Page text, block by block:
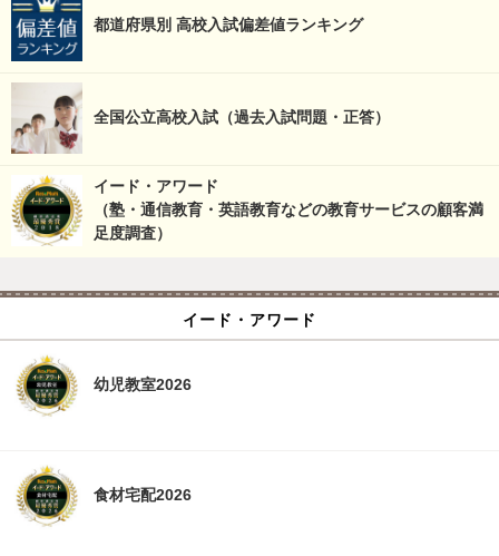
都道府県別 高校入試偏差値ランキング
全国公立高校入試（過去入試問題・正答）
イード・アワード
（塾・通信教育・英語教育などの教育サービスの顧客満
足度調査）
イード・アワード
幼児教室2026
食材宅配2026